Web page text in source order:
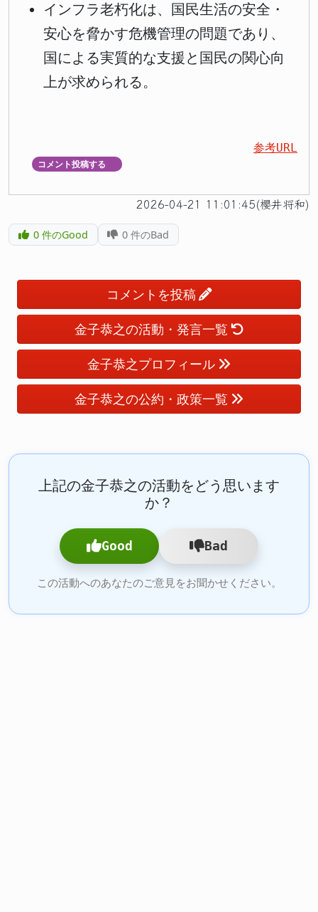
インフラ老朽化は、国民生活の安全・
安心を脅かす危機管理の問題であり、
国による実質的な支援と国民の関心向
上が求められる。
参考URL
コメント投稿する
2026-04-21 11:01:45(櫻井将和)
0件のGood 0 件のBad
コメントを投稿
金子恭之の活動・発言一覧
金子恭之プロフィール
金子恭之の公約・政策一覧
上記の金子恭之の活動をどう思います
か？
Good Bad
この活動へのあなたのご意見をお聞かせください。